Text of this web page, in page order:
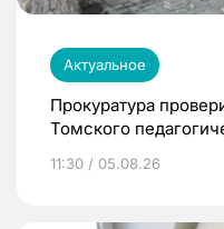
Актуальное
Прокуратура
Томского
11:30 / 05.08.26